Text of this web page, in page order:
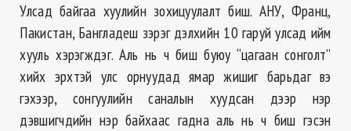
Улсад байгаа хуулийн зохицуулалт биш. АНУ, Франц,
Пакистан, Бангладеш зэрэг дэлхийн 10 гаруй улсад ийм
хууль хэрэгждэг. Аль нь ч биш буюу “цагаан сонголт”
хийх эрхтэй улс орнуудад ямар жишиг барьдаг вэ
гэхээр, сонгуулийн саналын хуудсан дээр нэр
дэвшигчдийн нэр байхаас гадна аль нь ч биш гэсэн